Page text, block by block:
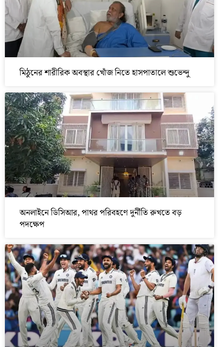
মিঠুনের শারীরিক অবস্থার খোঁজ নিতে হাসপাতালে শুভেন্দু
অনলাইনে ডিসিআর, পাথর পরিবহণে দুর্নীতি রুখতে বড়
পদক্ষেপ